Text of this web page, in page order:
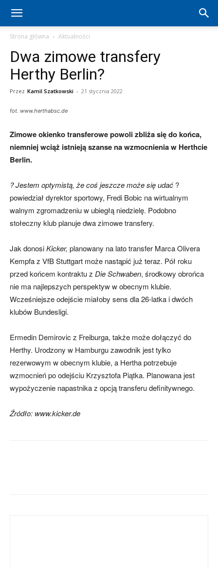
Hertha
Berlin
aktualności
mecze,
skład)
Strona główna Aktualności
Dwa zimowe transfery
Herthy Berlin?
Przez Kamil Szatkowski - 21 stycznia 2022
fot. www.herthabsc.de
Zimowe okienko transferowe powoli zbliża się do końca,
niemniej wciąż istnieją szanse na wzmocnienia w Herthcie
Berlin.
? Jestem optymistą, że coś jeszcze może się udać ?
powiedział dyrektor sportowy, Fredi Bobic na wirtualnym
walnym zgromadzeniu w ubiegłą niedzielę. Podobno
stołeczny klub planuje dwa zimowe transfery.
Jak donosiKicker, planowany na lato transfer Marca Olivera
Kempfa z VfB Stuttgart może nastąpić już teraz. Pół roku
przed końcem kontraktu z Die Schwaben, środkowy obrońca
nie ma najlepszych perspektyw w obecnym klubie.
Wcześniejsze odejście miałoby sens dla 26-latka i dwóch
klubów Bundesligi.
Ermedin Demirovic z Freiburga, także może dołączyć do
Herthy. Urodzony w Hamburgu zawodnik jest tylko
rezerwowym w obecnym klubie, a Hertha potrzebuje
wzmocnień po odejściu Krzysztofa Piątka. Planowana jest
wypożyczenie napastnika z opcją transferu definitywnego.
Źródło: www.kicker.de